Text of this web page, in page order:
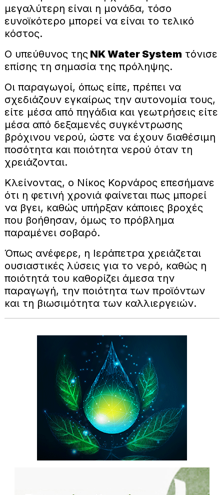
μεγαλύτερη είναι η μονάδα, τόσο
ευνοϊκότερο μπορεί να είναι το τελικό
κόστος.
Ο υπεύθυνος τηςNK Water System τόνισε
επίσης τη σημασία της πρόληψης.
Οι παραγωγοί, όπως είπε, πρέπει να
σχεδιάζουν εγκαίρως την αυτονομία τους,
είτε μέσα από πηγάδια και γεωτρήσεις είτε
μέσα από δεξαμενές συγκέντρωσης
βρόχινου νερού, ώστε να έχουν διαθέσιμη
ποσότητα και ποιότητα νερού όταν τη
χρειάζονται.
Κλείνοντας, ο Νίκος Κορνάρος επεσήμανε
ότι η φετινή χρονιά φαίνεται πως μπορεί
να βγει, καθώς υπήρξαν κάποιες βροχές
που βοήθησαν, όμως το πρόβλημα
παραμένει σοβαρό.
Όπως ανέφερε, η Ιεράπετρα χρειάζεται
ουσιαστικές λύσεις για το νερό, καθώς η
ποιότητά του καθορίζει άμεσα την
παραγωγή, την ποιότητα των προϊόντων
και τη βιωσιμότητα των καλλιεργειών.